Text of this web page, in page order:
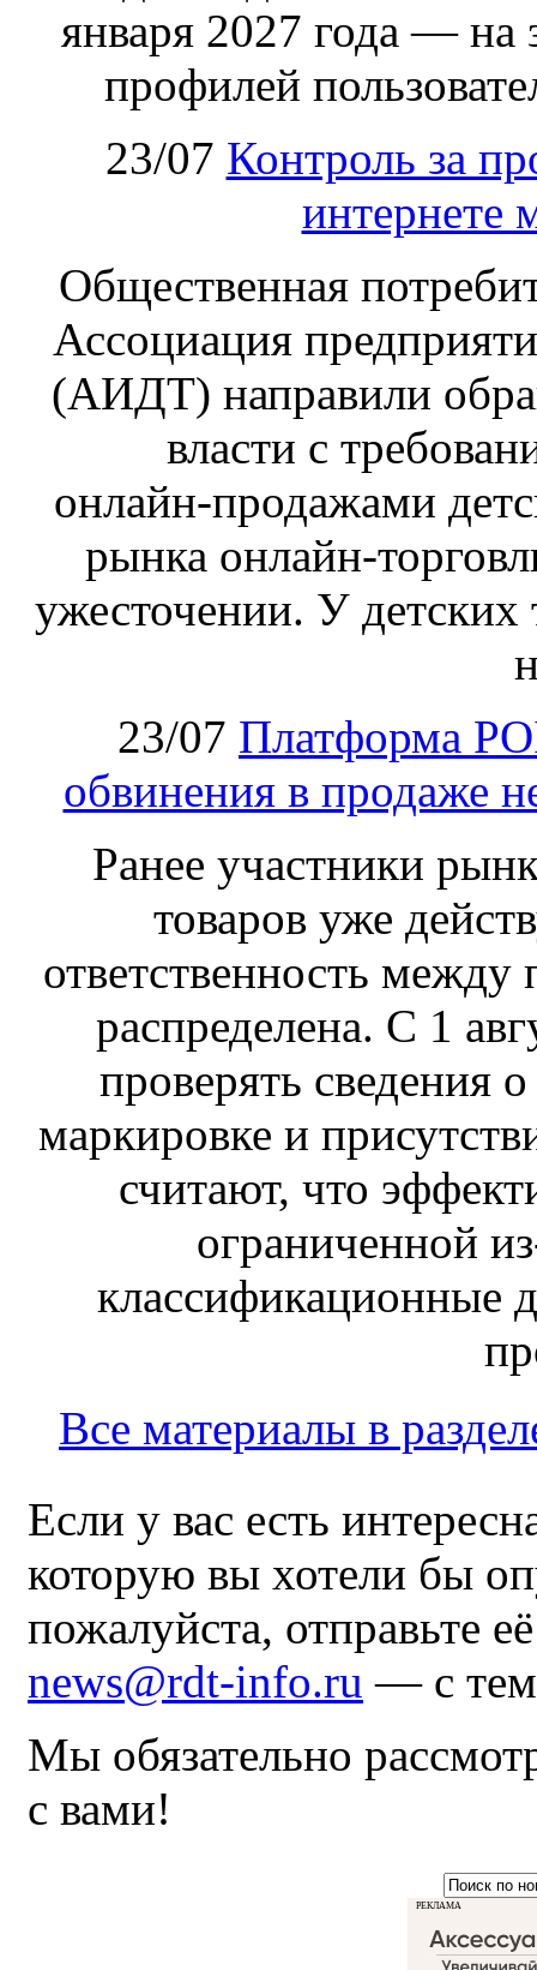
января 2027 года —
профилей
23/07 Контроль за
интернете
Общественная
Ассоциация
(АИДТ) направили
власти с
онлайн‑продажами
рынка онлайн-
ужесточении. У детских
23/07 Платформа
обвинения в продаже
Ранее участники
товаров уже
ответственность
распределена. С 1
проверять сведения
маркировке и
считают, что
ограниченной
классификационные
Все материалы в
Если у вас есть
которую вы хотели бы
пожалуйста, отправьте
news@rdt-info.ru — с
Мы обязательно
с вами!
РЕКЛАМА